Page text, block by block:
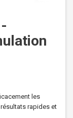
les
rapides et